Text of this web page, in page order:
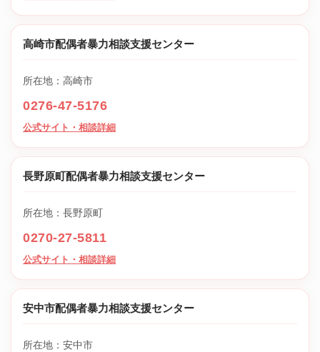
高崎市配偶者暴力相談支援センター
所在地：高崎市
0276-47-5176
公式サイト・相談詳細
長野原町配偶者暴力相談支援センター
所在地：長野原町
0270-27-5811
公式サイト・相談詳細
安中市配偶者暴力相談支援センター
所在地：安中市